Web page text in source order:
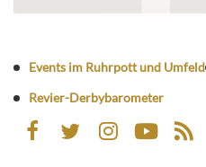
Events im Ruhrpott und Umfeld
Revier-Derbybarometer